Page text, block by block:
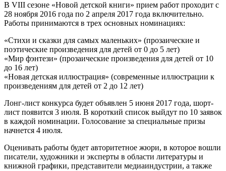
В VIII сезоне «Новой детской книги» прием работ проходит с
28 ноября 2016 года по 2 апреля 2017 года включительно.
Работы принимаются в трех основных номинациях:
«Стихи и сказки для самых маленьких» (прозаические и
поэтические произведения для детей от 0 до 5 лет)
«Мир фэнтези» (прозаические произведения для детей от 10
до 16 лет)
«Новая детская иллюстрация» (современные иллюстрации к
произведениям для детей от 2 до 12 лет)
Лонг-лист конкурса будет объявлен 5 июня 2017 года, шорт-
лист появится 3 июля. В короткий список выйдут по 10 заявок
в каждой номинации. Голосование за специальные призы
начнется 4 июля.
Оценивать работы будет авторитетное жюри, в которое вошли
писатели, художники и эксперты в области литературы и
книжной графики, представители медиаиндустрии, а также